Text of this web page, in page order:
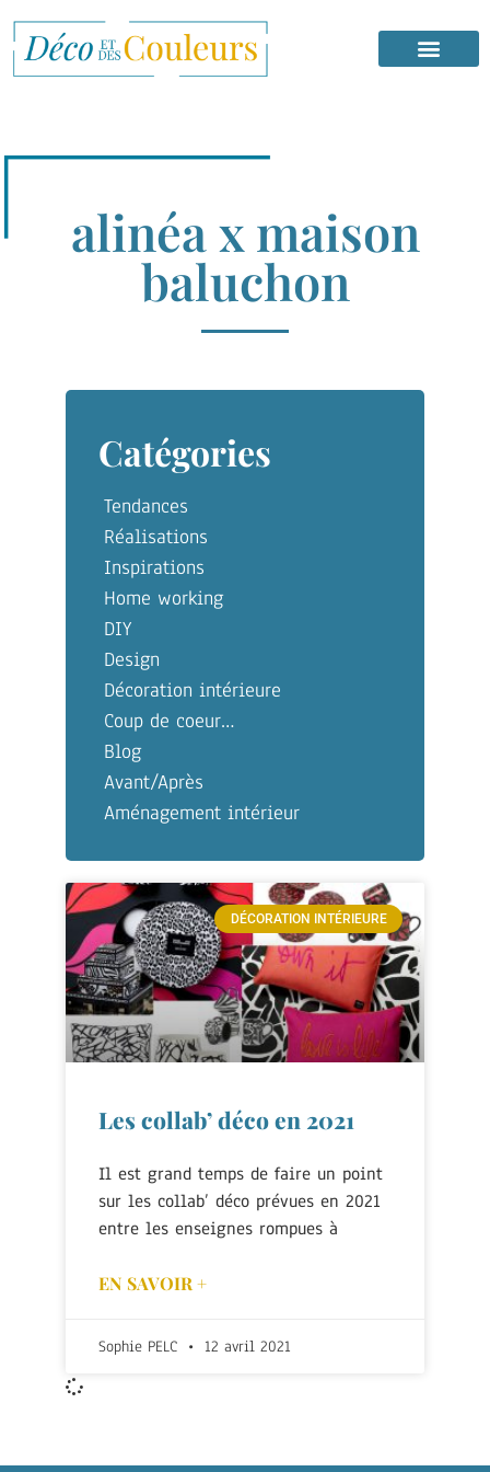
alinéa x maison
baluchon
Catégories
Tendances
Réalisations
Inspirations
Home working
DIY
Design
Décoration intérieure
Coup de coeur…
Blog
Avant/Après
Aménagement intérieur
DÉCORATION INTÉRIEURE
Les collab’ déco en 2021
Il est grand temps de faire un point
sur les collab’ déco prévues en 2021
entre les enseignes rompues à
EN SAVOIR +
Sophie PELC 12 avril 2021